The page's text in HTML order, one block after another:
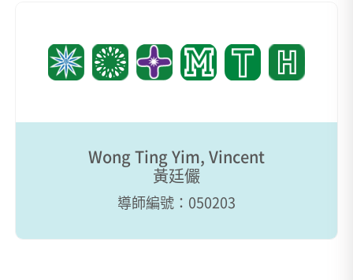
Wong Ting Yim, Vincent
黃廷儼
導師編號：050203